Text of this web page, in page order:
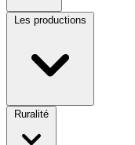
Les productions
Ruralité